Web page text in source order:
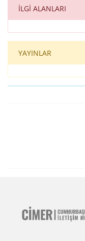
İLGİ ALANLARI
YAYINLAR